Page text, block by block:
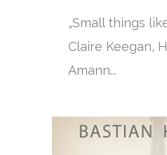
„Small things
Claire Keegan,
Amann...